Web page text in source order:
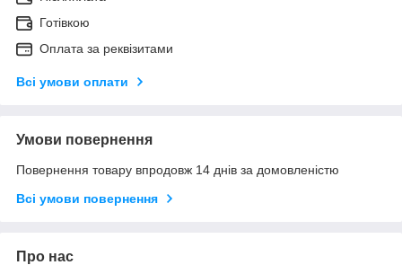
Готівкою
Оплата за реквізитами
Всі умови оплати
Умови повернення
Повернення товару впродовж 14 днів за домовленістю
Всі умови повернення
Про нас